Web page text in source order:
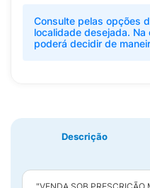
Consulte pelas opções
localidade desejada.
poderá decidir de
Descrição